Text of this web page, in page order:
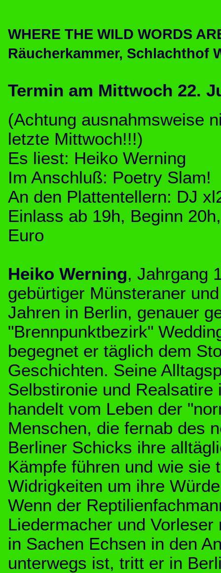
WHERE THE WILD WORDS
Räucherkammer, Schlachthof
Termin am Mittwoch 22.
(Achtung ausnahmsweise
letzte Mittwoch!!!)
Es liest: Heiko Werning
Im Anschluß: Poetry Slam!
An den Plattentellern: DJ
Einlass ab 19h, Beginn
Euro
Heiko Werning, Jahrgang
gebürtiger Münsteraner
Jahren in Berlin, genauer
"Brennpunktbezirk"
begegnet er täglich dem
Geschichten. Seine
Selbstironie und Realsatire
handelt vom Leben der
Menschen, die fernab des
Berliner Schicks ihre
Kämpfe führen und wie sie
Widrigkeiten um ihre
Wenn der
Liedermacher und Vorleser
in Sachen Echsen in den
unterwegs ist, tritt er in